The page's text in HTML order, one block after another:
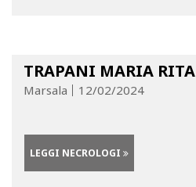
TRAPANI MARIA RITA
Marsala 12/02/2024
LEGGI NECROLOGI